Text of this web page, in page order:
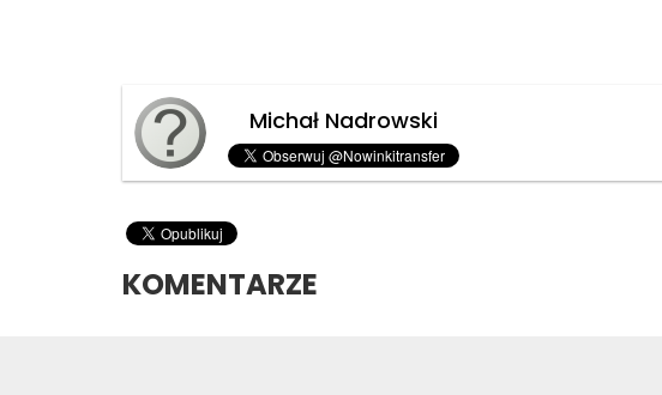
Michał Nadrowski
KOMENTARZE